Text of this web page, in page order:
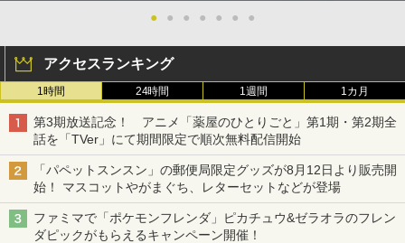
● ● ● ● ● ● ●
アクセスランキング
1時間 24時間 1週間 1カ月
第3期放送記念！ アニメ「薬屋のひとりごと」第1期・第2期全
話を「TVer」にて期間限定で順次無料配信開始
「パペットスンスン」の郵便局限定グッズが8月12日より販売開
始！ マスコットやがまぐち、レターセットなどが登場
ファミマで「ポケモンフレンダ」ピカチュウ&ゼラオラのフレン
ダピックがもらえるキャンペーン開催！